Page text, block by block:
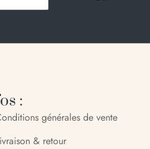
:
générales de vente
& retour